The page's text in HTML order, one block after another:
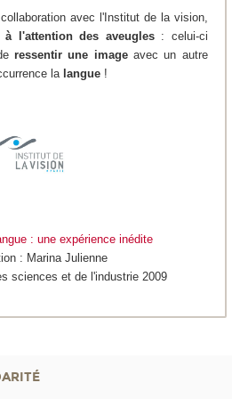
avec l'Institut de la vision,
l'attention des aveugles: celui-ci
ressentir une image avec un autre
la langue !
: une expérience inédite
: Marina Julienne
sciences et de l'industrie 2009